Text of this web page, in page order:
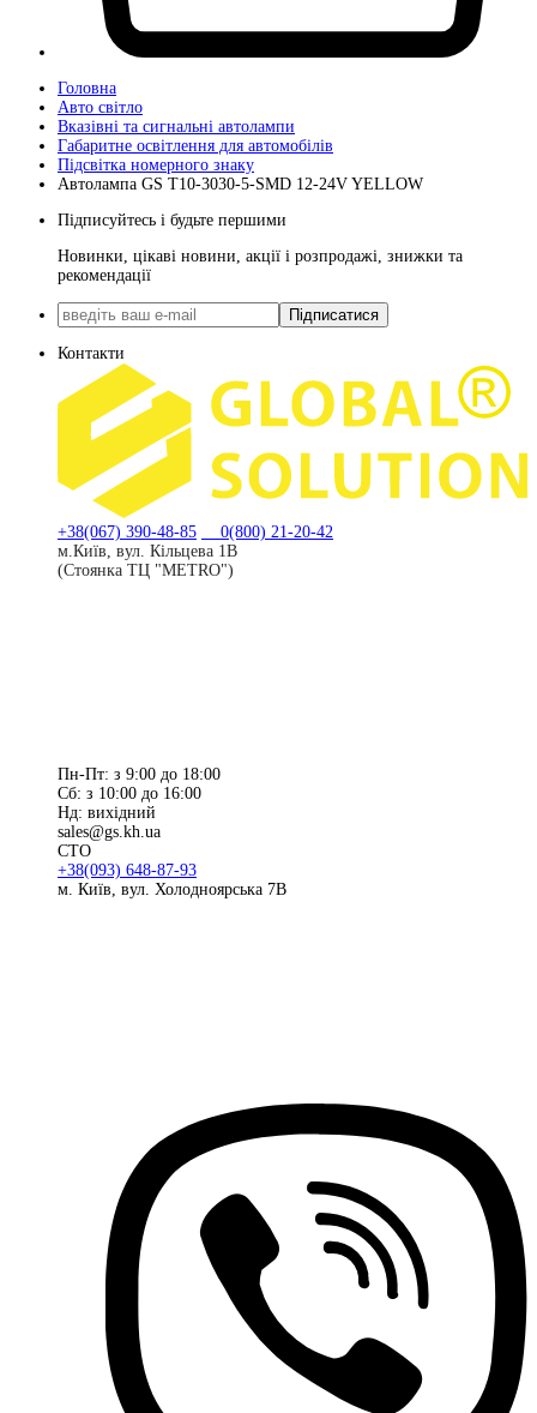
Головна
Авто світло
Вказівні та сигнальні автолампи
Габаритне освітлення для автомобілів
Підсвітка номерного знаку
Автолампа GS T10-3030-5-SMD 12-24V YELLOW
Підписуйтесь і будьте першими
Новинки, цікаві новини, акції і розпродажі, знижки та
рекомендації
Підписатися
Контакти
+38(067) 390-48-85
0(800) 21-20-42
м.Київ, вул. Кільцева 1В
(Стоянка ТЦ "METRO")
Пн-Пт: з 9:00 до 18:00
Сб: з 10:00 до 16:00
Нд: вихідний
sales@gs.kh.ua
СТО
+38(093) 648-87-93
м. Київ, вул. Холодноярська 7В